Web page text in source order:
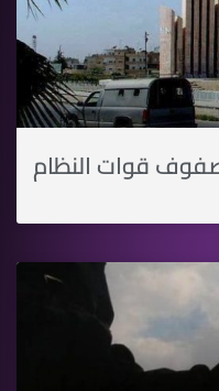
قوات النظام